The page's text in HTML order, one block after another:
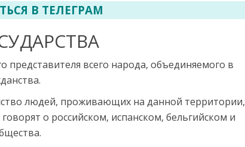
В ТЕЛЕГРАМ
представителя всего народа, объединяемого в
людей, проживающих на данной террито­рии,
о российском, испанском, бельгийском и